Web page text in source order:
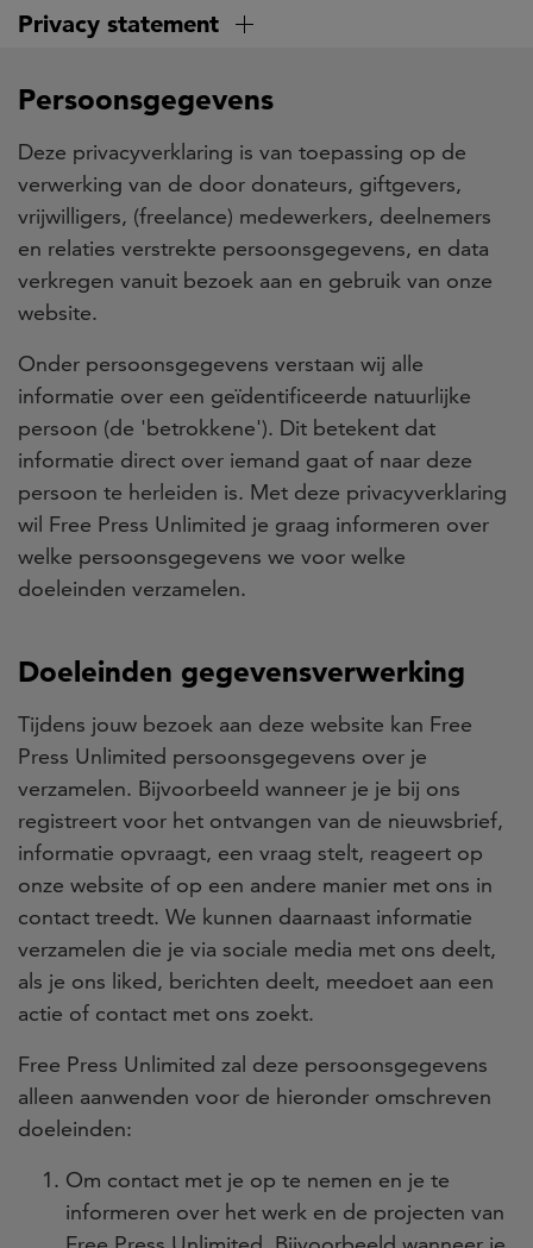
Overslaan
de
inhoud
gaan
Privacy statement
Persoonsgegevens
Deze privacyverklaring is van toepassing op de
verwerking van de door donateurs, giftgevers,
vrijwilligers, (freelance) medewerkers, deelnemers
en relaties verstrekte persoonsgegevens, en data
verkregen vanuit bezoek aan en gebruik van onze
website.
Onder persoonsgegevens verstaan wij alle
informatie over een geïdentificeerde natuurlijke
persoon (de 'betrokkene'). Dit betekent dat
informatie direct over iemand gaat of naar deze
persoon te herleiden is. Met deze privacyverklaring
wil Free Press Unlimited je graag informeren over
welke persoonsgegevens we voor welke
doeleinden verzamelen.
Doeleinden gegevensverwerking
Tijdens jouw bezoek aan deze website kan Free
Press Unlimited persoonsgegevens over je
verzamelen. Bijvoorbeeld wanneer je je bij ons
registreert voor het ontvangen van de nieuwsbrief,
informatie opvraagt, een vraag stelt, reageert op
onze website of op een andere manier met ons in
contact treedt. We kunnen daarnaast informatie
verzamelen die je via sociale media met ons deelt,
als je ons liked, berichten deelt, meedoet aan een
actie of contact met ons zoekt.
Free Press Unlimited zal deze persoonsgegevens
alleen aanwenden voor de hieronder omschreven
doeleinden:
Om contact met je op te nemen en je te
informeren over het werk en de projecten van